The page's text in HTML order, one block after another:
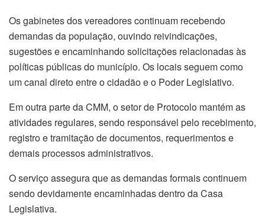
Os gabinetes dos vereadores continuam recebendo
demandas da população, ouvindo reivindicações,
sugestões e encaminhando solicitações relacionadas às
políticas públicas do município. Os locais seguem como
um canal direto entre o cidadão e o Poder Legislativo.
Em outra parte da CMM, o setor de Protocolo mantém as
atividades regulares, sendo responsável pelo recebimento,
registro e tramitação de documentos, requerimentos e
demais processos administrativos.
O serviço assegura que as demandas formais continuem
sendo devidamente encaminhadas dentro da Casa
Legislativa.